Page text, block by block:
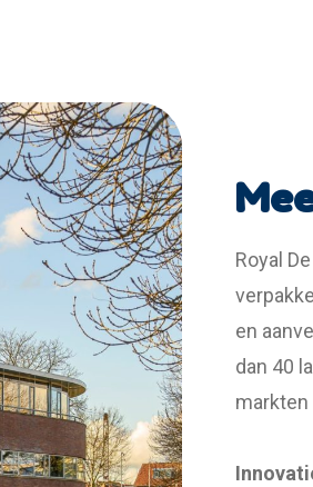
Royal
en
dan 40